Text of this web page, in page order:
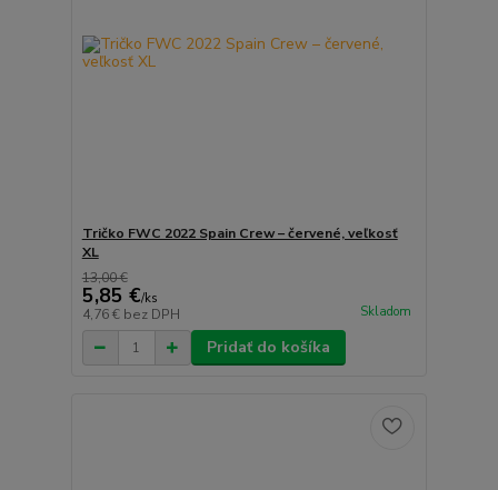
Tričko FWC 2022 Spain Crew – červené, veľkosť
XL
13,00 €
5,85 €/ks
4,76 € bez DPH Skladom
Pridať do košíka